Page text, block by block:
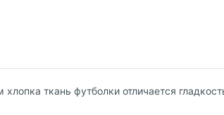
ткань футболки отличается